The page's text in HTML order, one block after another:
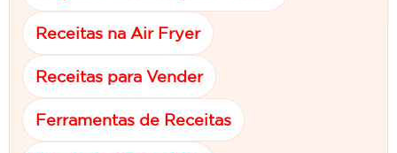
Receitas na Air Fryer
Receitas para Vender
Ferramentas de Receitas